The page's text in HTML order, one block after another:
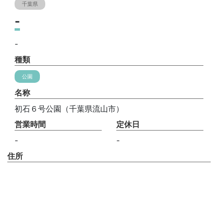
千葉県
-
-
種類
公園
名称
初石６号公園（千葉県流山市）
営業時間
-
定休日
-
住所